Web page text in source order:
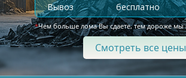
Вывоз
бесплатно
*Чем больше лома Вы сдаете, тем дороже мы
Смотреть все цены